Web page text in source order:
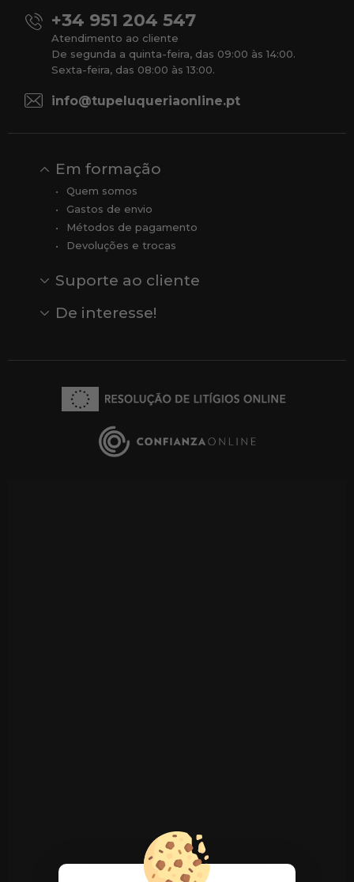
+34 951 204 547
Atendimento ao cliente
De segunda a quinta-feira, das 09:00 às 14:00.
Sexta-feira, das 08:00 às 13:00.
info@tupeluqueriaonline.pt
Em formação
Quem somos
Gastos de envio
Métodos de pagamento
Devoluções e trocas
Suporte ao cliente
Comentários
Comentários do Google
De interesse!